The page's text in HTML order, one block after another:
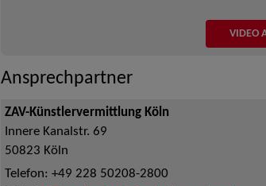
VIDEO
Ansprechpartner
ZAV-Künstlervermittlung Köln
Innere Kanalstr. 69
50823 Köln
Telefon: +49 228 50208-2800